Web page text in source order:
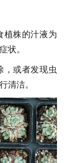
植株的汁液为
状。
，或者发现虫
清洁。